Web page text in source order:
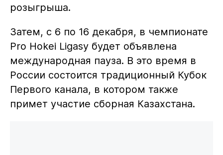
розыгрыша.
Затем, с 6 по 16 декабря, в чемпионате
Pro Hokei Ligasy будет объявлена
международная пауза. В это время в
России состоится традиционный Кубок
Первого канала, в котором также
примет участие сборная Казахстана.